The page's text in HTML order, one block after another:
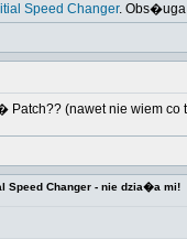
Speed Changer.
(nawet nie wiem co
Speed Changer - nie dzia�a mi!